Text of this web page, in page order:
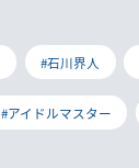
#石川界人
#アイドルマスター